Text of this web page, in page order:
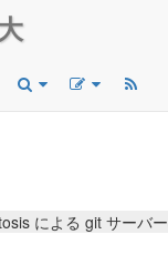
による git サーバ